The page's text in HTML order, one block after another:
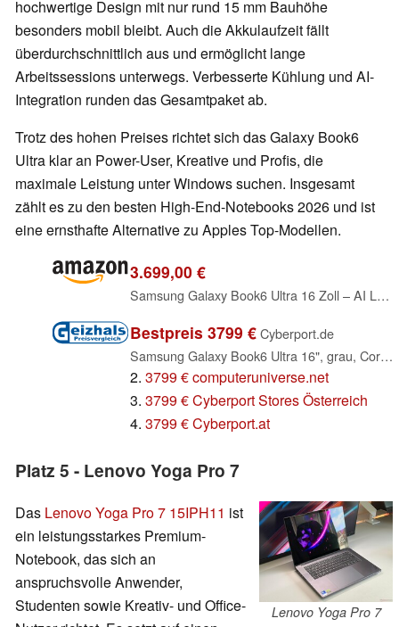
hochwertige Design mit nur rund 15 mm Bauhöhe
besonders mobil bleibt. Auch die Akkulaufzeit fällt
überdurchschnittlich aus und ermöglicht lange
Arbeitssessions unterwegs. Verbesserte Kühlung und AI-
Integration runden das Gesamtpaket ab.
Trotz des hohen Preises richtet sich das Galaxy Book6
Ultra klar an Power-User, Kreative und Profis, die
maximale Leistung unter Windows suchen. Insgesamt
zählt es zu den besten High-End-Notebooks 2026 und ist
eine ernsthafte Alternative zu Apples Top-Modellen.
3.699,00 €
Samsung Galaxy Book6 Ultra 16 Zoll – AI Laptop mit Intel Core 7 Prozessor, 32 GB RAM, 512 GB SSD, NVIDIA RTX 5060, Touchscreen Display, Gray, 3 Jahre Herstellergarantie [Exklusiv bei Amazon]
Bestpreis 3799 € Cyberport.de
Samsung Galaxy Book6 Ultra 16", grau, Core Ultra 7 356H, 32GB RAM, 1TB SSD, GeForce RTX 5070, DE (NP960UJH-XG4DE)
2. 3799 € computeruniverse.net
3. 3799 € Cyberport Stores Österreich
4. 3799 € Cyberport.at
Platz 5 - Lenovo Yoga Pro 7
Lenovo Yoga Pro 7
Das Lenovo Yoga Pro 7 15IPH11 ist
ein leistungsstarkes Premium-
Notebook, das sich an
anspruchsvolle Anwender,
Studenten sowie Kreativ- und Office-